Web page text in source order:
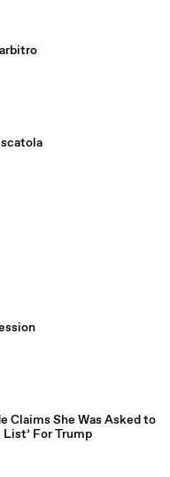
Claims She Was Asked to
List’ For Trump